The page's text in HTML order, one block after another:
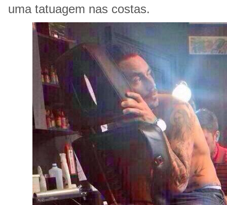
uma tatuagem nas costas.